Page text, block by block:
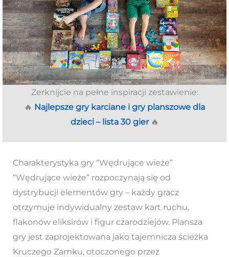
Zerknijcie na pełne inspiracji zestawienie:
🔥 Najlepsze gry karciane i gry planszowe dla
dzieci – lista 30 gier🔥
Charakterystyka gry “Wędrujące wieże”
“Wędrujące wieże” rozpoczynają się od
dystrybucji elementów gry – każdy gracz
otrzymuje indywidualny zestaw kart ruchu,
flakonów eliksirów i figur czarodziejów. Plansza
gry jest zaprojektowana jako tajemnicza ścieżka
Kruczego Zamku, otoczonego przez